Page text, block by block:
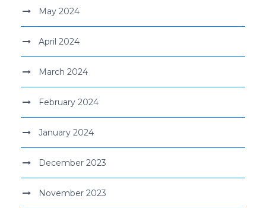
May 2024
April 2024
March 2024
February 2024
January 2024
December 2023
November 2023